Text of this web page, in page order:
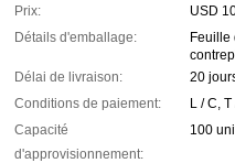
Prix:
USD
Détails d'emballage:
Feuille
Délai de livraison:
20
Conditions de paiement:
L / C, T
Capacité
d'approvisionnement:
100